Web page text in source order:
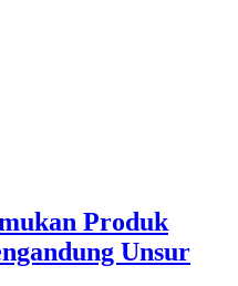
Produk
Unsur